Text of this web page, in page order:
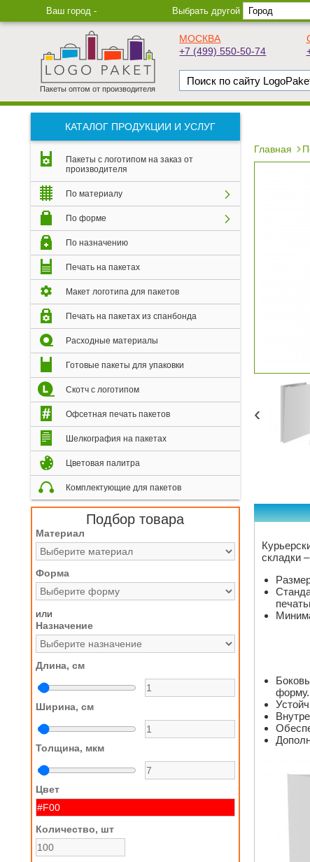
Ваш город - Выбрать другой
Пакеты оптом от производителя
МОСКВА
+7 (499) 550-50-74
КАТАЛОГ ПРОДУКЦИИ И УСЛУГ
Пакеты с логотипом на заказ от
производителя
По материалу
По форме
По назначению
Печать на пакетах
Макет логотипа для пакетов
Печать на пакетах из спанбонда
Расходные материалы
Готовые пакеты для упаковки
Скотч с логотипом
Офсетная печать пакетов
Шелкография на пакетах
Цветовая палитра
Комплектующие для пакетов
Подбор товара
Материал
Форма
или
Назначение
Длина, см
Ширина, см
Толщина, мкм
Цвет
Количество, шт
Главная
‹
складки
форму.